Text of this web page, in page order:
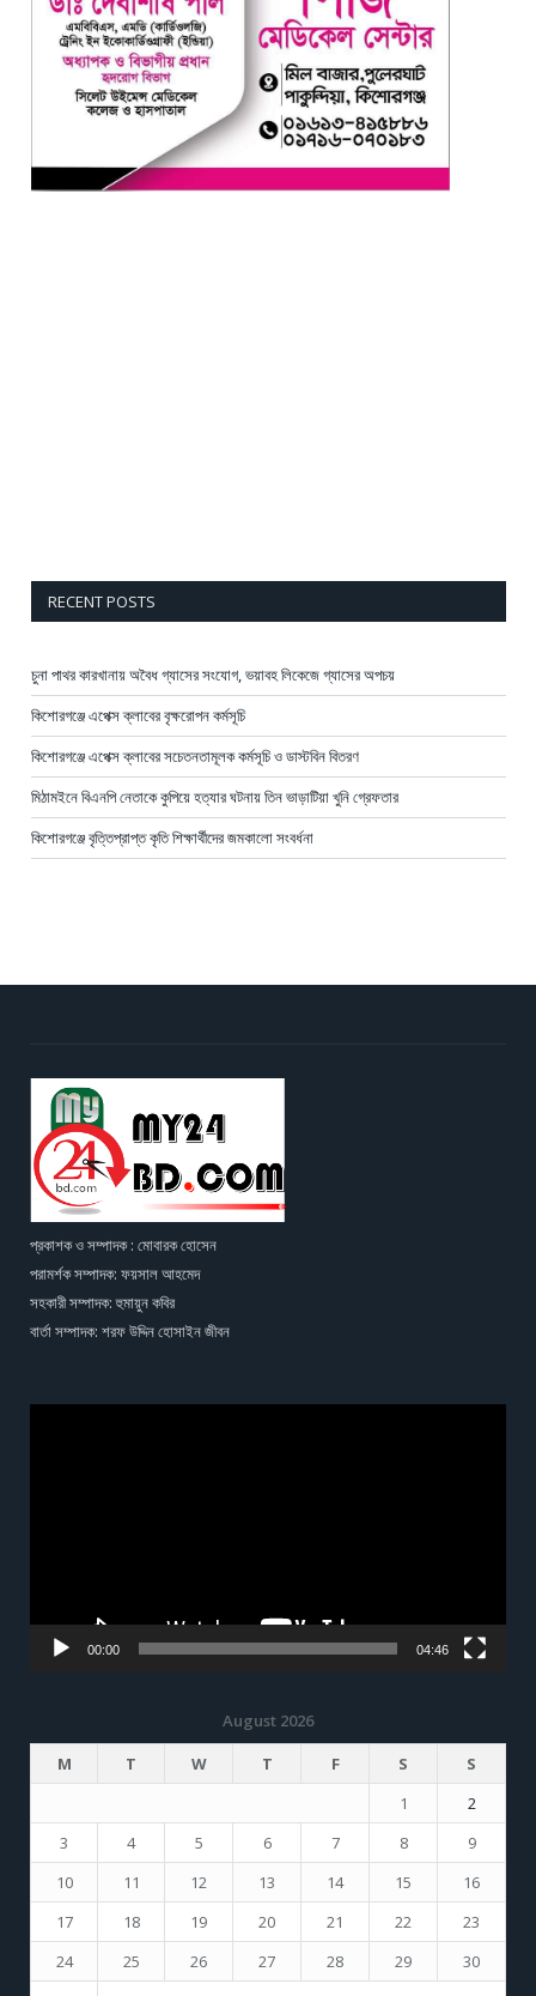
RECENT POSTS
চুনা পাথর কারখানায় অবৈধ গ্যাসের সংযোগ, ভয়াবহ লিকেজে গ্যাসের অপচয়
কিশোরগঞ্জে এপেক্স ক্লাবের বৃক্ষরোপন কর্মসূচি
কিশোরগঞ্জে এপেক্স ক্লাবের সচেতনতামূলক কর্মসূচি ও ডাস্টবিন বিতরণ
মিঠামইনে বিএনপি নেতাকে কুপিয়ে হত্যার ঘটনায় তিন ভাড়াটিয়া খুনি গ্রেফতার
কিশোরগঞ্জে বৃত্তিপ্রাপ্ত কৃতি শিক্ষার্থীদের জমকালো সংবর্ধনা
প্রকাশক ও সম্পাদক : মোবারক হোসেন
পরামর্শক সম্পাদক: ফয়সাল আহমেদ
সহকারী সম্পাদক: হুমায়ুন কবির
বার্তা সম্পাদক: শরফ উদ্দিন হোসাইন জীবন
00:00 04:46
August 2026
M
T W T F S
S
1
2
3
4 5 6 7 8
9
10
11 12 13 14 15
16
17
18 19 20 21 22
23
24
25 26 27 28 29
30